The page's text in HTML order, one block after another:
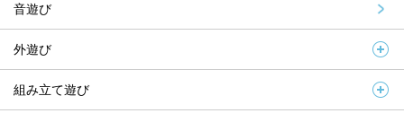
音遊び
外遊び
組み立て遊び